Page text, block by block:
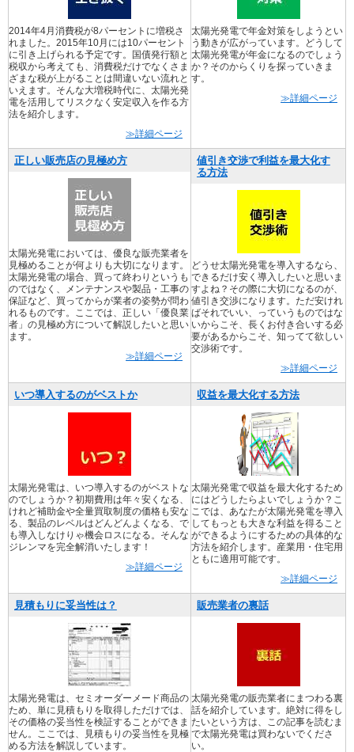
2014年4月消費税が8パーセントに増税さ
れました。2015年10月には10パーセント
に引き上げられる予定です。国債発行額と
税収から考えても、消費税だけでなくさま
ざまな税が上がることは間違いない流れと
いえます。そんな大増税時代に、太陽光発
電を活用してリスクなく安定収入を作る方
法を紹介します。
≫詳細ページ
太陽光発電で年金対策をしようとい
う動きが広がっています。どうして
太陽光発電が年金になるのでしょう
か？そのからくりを探っていきま
す。
≫詳細ページ
正しい販売店の見極め方
太陽光発電においては、優良な販売業者を
見極めることが何よりも大切になります。
太陽光発電の場合、買って終わりというも
のではなく、メンテナンスや製品・工事の
保証など、買ってからが業者の姿勢が問わ
れるものです。ここでは、正しい「優良業
者」の見極め方について解説したいと思い
ます。
≫詳細ページ
値引き交渉で利益を最大化す
る方法
どうせ太陽光発電を導入するなら、
できるだけ安く導入したいと思いま
すよね？その際に大切になるのが、
値引き交渉になります。ただ安けれ
ばそれでいい、っていうものではな
いからこそ、長くお付き合いする必
要があるからこそ、知ってて欲しい
交渉術です。
≫詳細ページ
いつ導入するのがベストか
太陽光発電は、いつ導入するのがベストな
のでしょうか？初期費用は年々安くなる、
けれど補助金や全量買取制度の価格も安な
る、製品のレベルはどんどんよくなる、で
も導入しなけりゃ機会ロスになる。そんな
ジレンマを完全解消いたします！
≫詳細ページ
収益を最大化する方法
太陽光発電で収益を最大化するため
にはどうしたらよいでしょうか？こ
こでは、あなたが太陽光発電を導入
してもっとも大きな利益を得ること
ができるようにするための具体的な
方法を紹介します。産業用・住宅用
ともに適用可能です。
≫詳細ページ
見積もりに妥当性は？
太陽光発電は、セミオーダーメード商品の
ため、単に見積もりを取得しただけでは、
その価格の妥当性を検証することができま
せん。ここでは、見積もりの妥当性を見極
める方法を解説しています。
販売業者の裏話
太陽光発電の販売業者にまつわる裏
話を紹介しています。絶対に得をし
たいという方は、この記事を読むま
で太陽光発電は買わないでくださ
い。